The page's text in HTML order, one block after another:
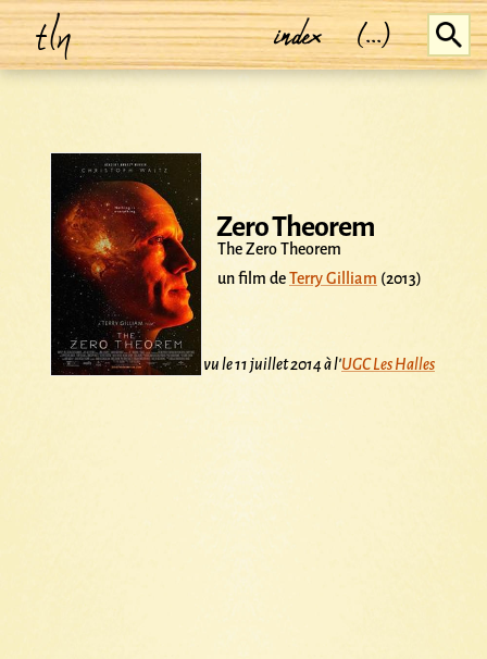
tln index (...)
Zero Theorem
The Zero Theorem
un film deTerry Gilliam (2013)
vu le 11 juillet 2014 à l'UGC Les Halles